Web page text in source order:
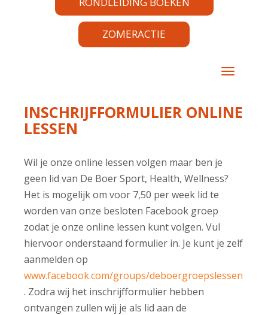
ZOMERACTIE
TOGGLE
INSCHRIJFFORMULIER ONLINE
LESSEN
Wil je onze online lessen volgen maar ben je
geen lid van De Boer Sport, Health, Wellness?
Het is mogelijk om voor 7,50 per week lid te
worden van onze besloten Facebook groep
zodat je onze online lessen kunt volgen. Vul
hiervoor onderstaand formulier in. Je kunt je zelf
aanmelden op
www.facebook.com/groups/deboergroepslessen
. Zodra wij het inschrijfformulier hebben
ontvangen zullen wij je als lid aan de